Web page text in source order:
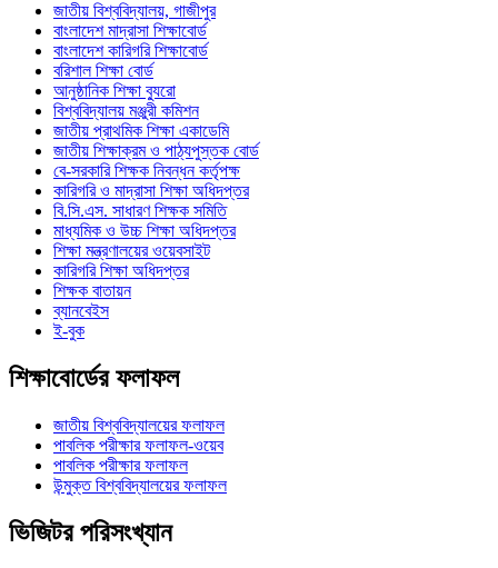
জাতীয় বিশ্ববিদ্যালয়, গাজীপুর
বাংলাদেশ মাদ্রাসা শিক্ষাবোর্ড
বাংলাদেশ কারিগরি শিক্ষাবোর্ড
বরিশাল শিক্ষা বোর্ড
আনুষ্ঠানিক শিক্ষা ব্যুরো
বিশ্ববিদ্যালয় মঞ্জুরী কমিশন
জাতীয় প্রাথমিক শিক্ষা একাডেমি
জাতীয় শিক্ষাক্রম ও পাঠ্যপুস্তক বোর্ড
বে-সরকারি শিক্ষক নিবন্ধন কর্তৃপক্ষ
কারিগরি ও মাদ্রাসা শিক্ষা অধিদপ্তর
বি.সি.এস. সাধারণ শিক্ষক সমিতি
মাধ্যমিক ও উচ্চ শিক্ষা অধিদপ্তর
শিক্ষা মন্ত্রণালয়ের ওয়েবসাইট
কারিগরি শিক্ষা অধিদপ্তর
শিক্ষক বাতায়ন
ব্যানবেইস
ই-বুক
শিক্ষাবোর্ডের ফলাফল
জাতীয় বিশ্ববিদ্যালয়ের ফলাফল
পাবলিক পরীক্ষার ফলাফল-ওয়েব
পাবলিক পরীক্ষার ফলাফল
উন্মুক্ত বিশ্ববিদ্যালয়ের ফলাফল
ভিজিটর পরিসংখ্যান